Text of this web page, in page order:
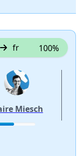
fr 100%
Miesch